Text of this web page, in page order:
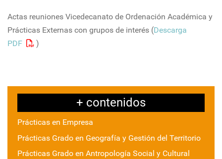
Actas reuniones Vicedecanato de Ordenación Académica y
Prácticas Externas con grupos de interés (Descarga
PDF
)
+ contenidos
Prácticas en Empresa
Prácticas Grado en Geografía y Gestión del Territorio
Prácticas Grado en Antropología Social y Cultural